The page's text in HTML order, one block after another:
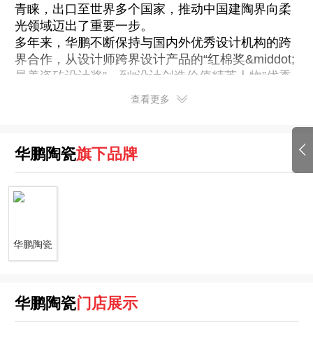
青睐，出口至世界多个国家，推动中国建陶界向柔
光领域迈出了重要一步。
多年来，华鹏不断保持与国内外优秀设计机构的跨
界合作，从设计师跨界设计产品的“红棉奖&middot;
最美瓷砖设计奖”，到“设计创造价值精英人物”优秀
设计师的评选，再到设计师俱乐部等平台的打造，
经过2013年对品牌、产品、展厅、终端、渠道等重
塑升级。华鹏陶瓷现已成为坚持原创、专注柔光领
域、以设计创造价值、服务精英阶层的高端品牌。
查看更多
华鹏陶瓷旗下品牌
华鹏陶瓷
华鹏陶瓷门店展示